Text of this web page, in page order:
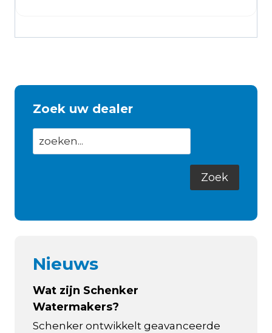
Zoek uw dealer
Nieuws
Wat zijn Schenker
Watermakers?
Schenker ontwikkelt geavanceerde